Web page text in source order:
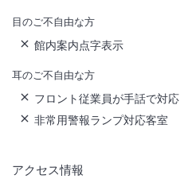
目のご不自由な方
館内案内点字表示
耳のご不自由な方
フロント従業員が手話で対応
非常用警報ランプ対応客室
アクセス情報